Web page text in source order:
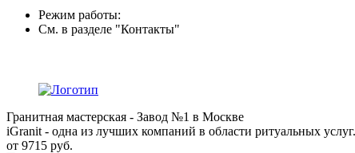
Режим работы:
См. в разделе "Контакты"
Гранитная мастерская - Завод №1 в Москве
iGranit - одна из лучших компаний в области ритуальных
от 9715 руб.